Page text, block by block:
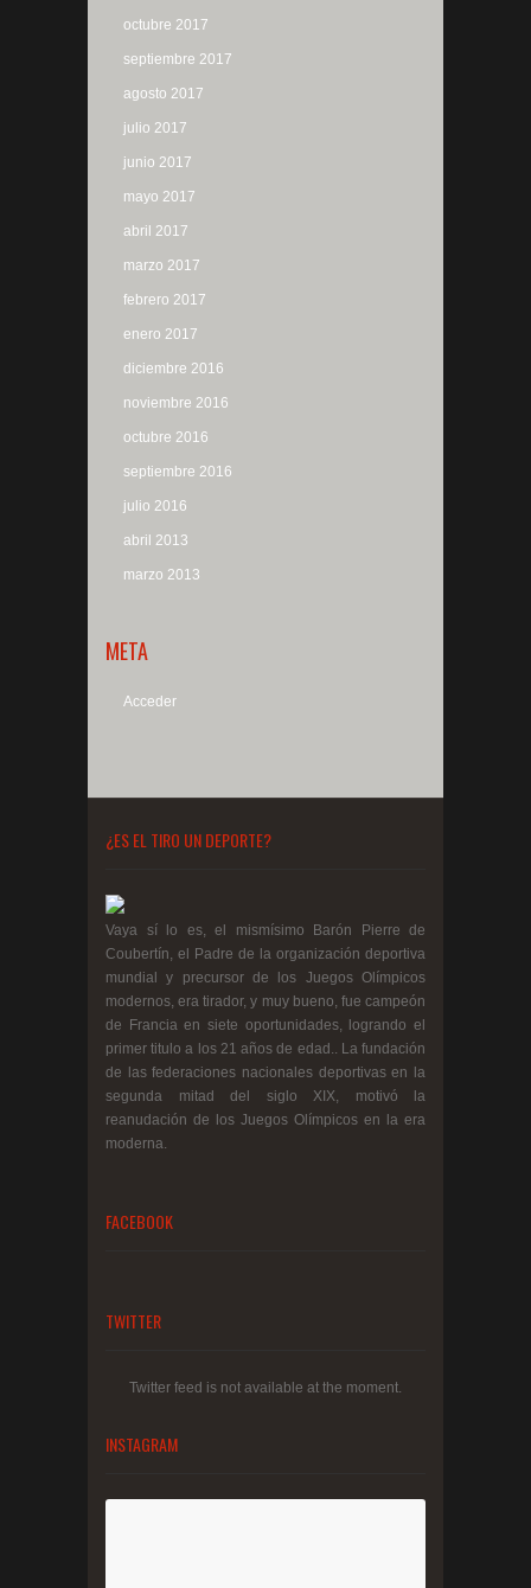
octubre 2017
septiembre 2017
agosto 2017
julio 2017
junio 2017
mayo 2017
abril 2017
marzo 2017
febrero 2017
enero 2017
diciembre 2016
noviembre 2016
octubre 2016
septiembre 2016
julio 2016
abril 2013
marzo 2013
META
Acceder
¿ES EL TIRO UN DEPORTE?
Vaya sí lo es, el mismísimo Barón Pierre de
Coubertín, el Padre de la organización deportiva
mundial y precursor de los Juegos Olímpicos
modernos, era tirador, y muy bueno, fue campeón
de Francia en siete oportunidades, logrando el
primer titulo a los 21 años de edad.. La fundación
de las federaciones nacionales deportivas en la
segunda mitad del siglo XIX, motivó la
reanudación de los Juegos Olímpicos en la era
moderna.
FACEBOOK
TWITTER
Twitter feed is not available at the moment.
INSTAGRAM